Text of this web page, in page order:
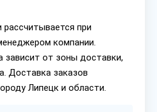
при
компании.
зависит от зоны доставки,
Доставка заказов
Липецк и области.